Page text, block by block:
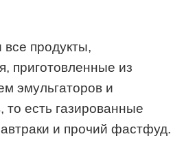
продукты,
приготовленные из
эмульгаторов и
то есть газированные
и прочий фастфуд.